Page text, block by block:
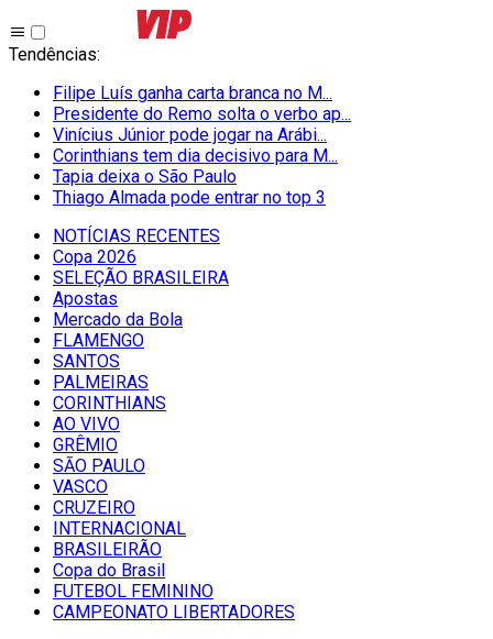
Tendências:
Filipe Luís ganha carta branca no M...
Presidente do Remo solta o verbo ap...
Vinícius Júnior pode jogar na Arábi...
Corinthians tem dia decisivo para M...
Tapia deixa o São Paulo
Thiago Almada pode entrar no top 3
NOTÍCIAS RECENTES
Copa 2026
SELEÇÃO BRASILEIRA
Apostas
Mercado da Bola
FLAMENGO
SANTOS
PALMEIRAS
CORINTHIANS
AO VIVO
GRÊMIO
SĀO PAULO
VASCO
CRUZEIRO
INTERNACIONAL
BRASILEIRÃO
Copa do Brasil
FUTEBOL FEMININO
CAMPEONATO LIBERTADORES